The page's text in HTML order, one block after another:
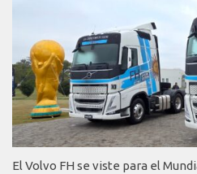
El Volvo FH se viste para el